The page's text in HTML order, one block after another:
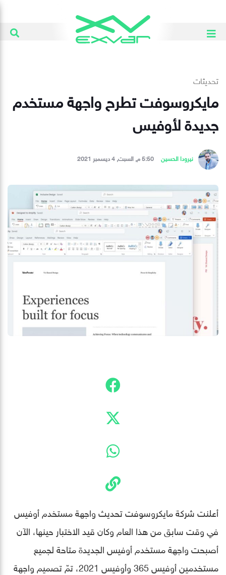
تحديثات
مايكروسوفت تطرح واجهة مستخدم
جديدة لأوفيس
نيرودا الحسين 5:50 م, السبت, 4 ديسمبر 2021
أعلنت شركة مايكروسوفت تحديث واجهة مستخدم أوفيس
في وقت سابق من هذا العام وكان قيد الاختبار حينها، الآن
أصبحت واجهة مستخدم أوفيس الجديدة متاحة لجميع
مستخدمين أوفيس 365 وأوفيس 2021، تمّ تصميم واجهة